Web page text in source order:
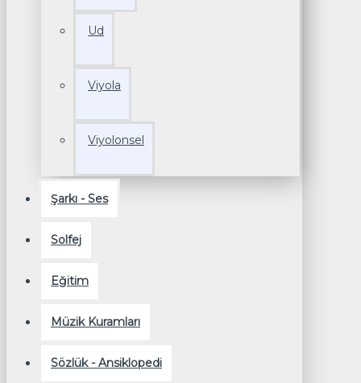
Ud
Viyola
Viyolonsel
Şarkı - Ses
Solfej
Eğitim
Müzik Kuramları
Sözlük - Ansiklopedi